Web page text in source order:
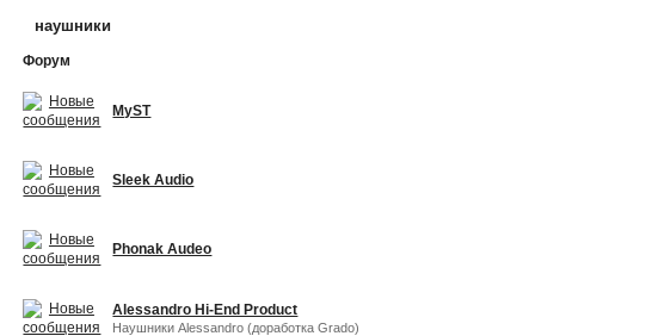
наушники
Форум
MyST
Sleek Audio
Phonak Audeo
Alessandro Hi-End Product
Наушники Alessandro (доработка Grado)